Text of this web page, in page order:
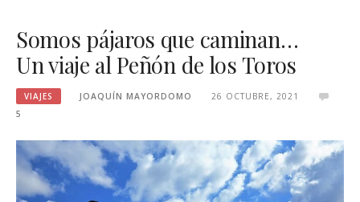
Somos pájaros que caminan…
Un viaje al Peñón de los Toros
VIAJES JOAQUÍN MAYORDOMO
26 OCTUBRE, 2021
5